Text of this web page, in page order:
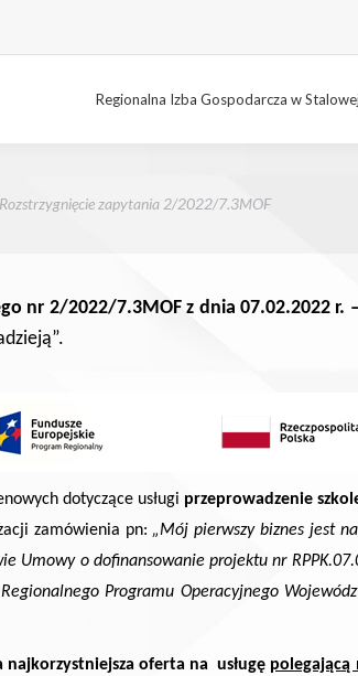
Regionalna Izba Gospodarcza w
zapytania 2/2022/7.3MOF
nr 2/2022/7.3MOF z dnia 07.02.2022 r.
dotyczące usługi przeprowadzenie
zamówienia pn: „Mój pierwszy biznes jest
Umowy o dofinansowanie projektu nr
Programu Operacyjnego
najkorzystniejsza oferta na usługę polegającą